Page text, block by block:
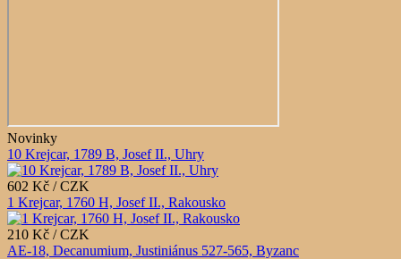
Novinky
10 Krejcar, 1789 B, Josef II., Uhry
602 Kč / CZK
1 Krejcar, 1760 H, Josef II., Rakousko
210 Kč / CZK
AE-18, Decanumium, Justiniánus 527-565, Byzanc